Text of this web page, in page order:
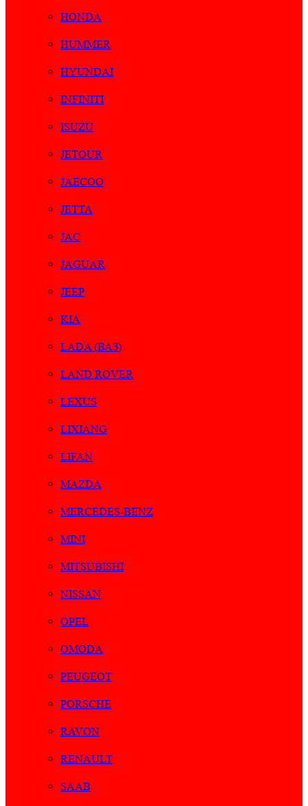
HONDA
HUMMER
HYUNDAI
INFINITI
ISUZU
JETOUR
JAECOO
JETTA
JAC
JAGUAR
JEEP
KIA
LADA (ВАЗ)
LAND ROVER
LEXUS
LIXIANG
LIFAN
MAZDA
MERCEDES-BENZ
MINI
MITSUBISHI
NISSAN
OPEL
OMODA
PEUGEOT
PORSCHE
RAVON
RENAULT
SAAB